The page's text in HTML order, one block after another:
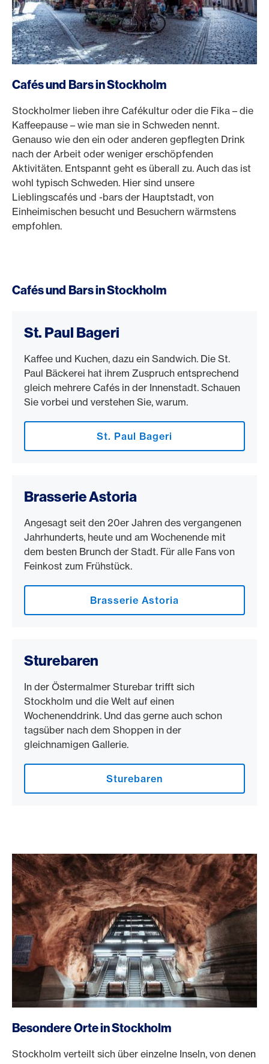
Cafés und Bars in Stockholm
Stockholmer lieben ihre Cafékultur oder die Fika – die
Kaffeepause – wie man sie in Schweden nennt.
Genauso wie den ein oder anderen gepflegten Drink
nach der Arbeit oder weniger erschöpfenden
Aktivitäten. Entspannt geht es überall zu. Auch das ist
wohl typisch Schweden. Hier sind unsere
Lieblingscafés und -bars der Hauptstadt, von
Einheimischen besucht und Besuchern wärmstens
empfohlen.
Cafés und Bars in Stockholm
St. Paul Bageri
Kaffee und Kuchen, dazu ein Sandwich. Die St.
Paul Bäckerei hat ihrem Zuspruch entsprechend
gleich mehrere Cafés in der Innenstadt. Schauen
Sie vorbei und verstehen Sie, warum.
St. Paul Bageri
Brasserie Astoria
Angesagt seit den 20er Jahren des vergangenen
Jahrhunderts, heute und am Wochenende mit
dem besten Brunch der Stadt. Für alle Fans von
Feinkost zum Frühstück.
Brasserie Astoria
Sturebaren
In der Östermalmer Sturebar trifft sich
Stockholm und die Welt auf einen
Wochenenddrink. Und das gerne auch schon
tagsüber nach dem Shoppen in der
gleichnamigen Gallerie.
Sturebaren
Besondere Orte in Stockholm
Stockholm verteilt sich über einzelne Inseln, von denen